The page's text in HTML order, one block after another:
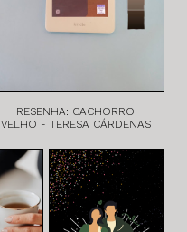
RESENHA: CACHORRO
VELHO - TERESA CÁRDENAS